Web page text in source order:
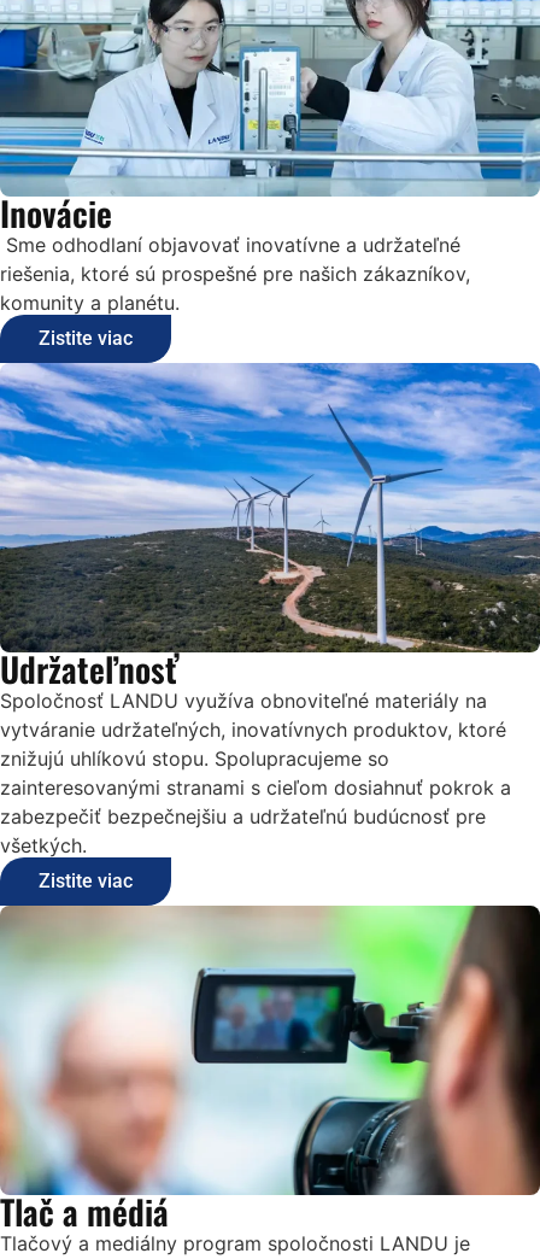
Inovácie
Sme odhodlaní objavovať inovatívne a udržateľné
riešenia, ktoré sú prospešné pre našich zákazníkov,
komunity a planétu.
Zistite viac
Udržateľnosť
Spoločnosť LANDU využíva obnoviteľné materiály na
vytváranie udržateľných, inovatívnych produktov, ktoré
znižujú uhlíkovú stopu. Spolupracujeme so
zainteresovanými stranami s cieľom dosiahnuť pokrok a
zabezpečiť bezpečnejšiu a udržateľnú budúcnosť pre
všetkých.
Zistite viac
Tlač a médiá
Tlačový a mediálny program spoločnosti LANDU je